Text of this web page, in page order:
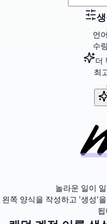
언어
수
더
최
놀라운 일이
왼쪽 양식을 작성하고 '생성'